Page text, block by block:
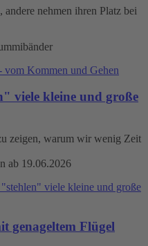
nehmen ihren Platz bei
vom Kommen und Gehen
viele kleine und große
zeigen, warum wir wenig Zeit
ab 19.06.2026
viele kleine und große
genageltem Flügel